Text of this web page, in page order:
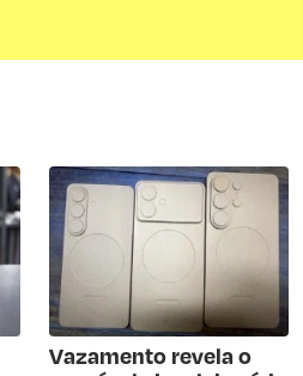
Vazamento revela o